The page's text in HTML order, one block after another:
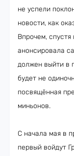
не успели
новости, как
Впрочем,
анонсировала
должен выйти в
будет не
посвящённая
миньонов.
С начала мая в
первый войдут